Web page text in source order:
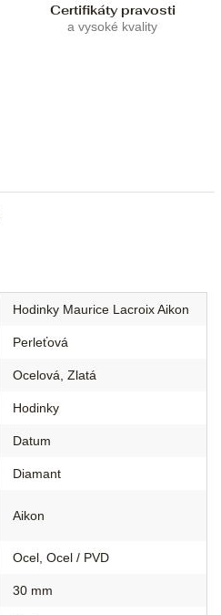
Certifikáty pravosti
a vysoké kvality
Hodinky Maurice Lacroix Aikon
Perleťová
Ocelová Zlatá
Hodinky
Datum
Diamant
Aikon
Ocel Ocel / PVD
30 mm